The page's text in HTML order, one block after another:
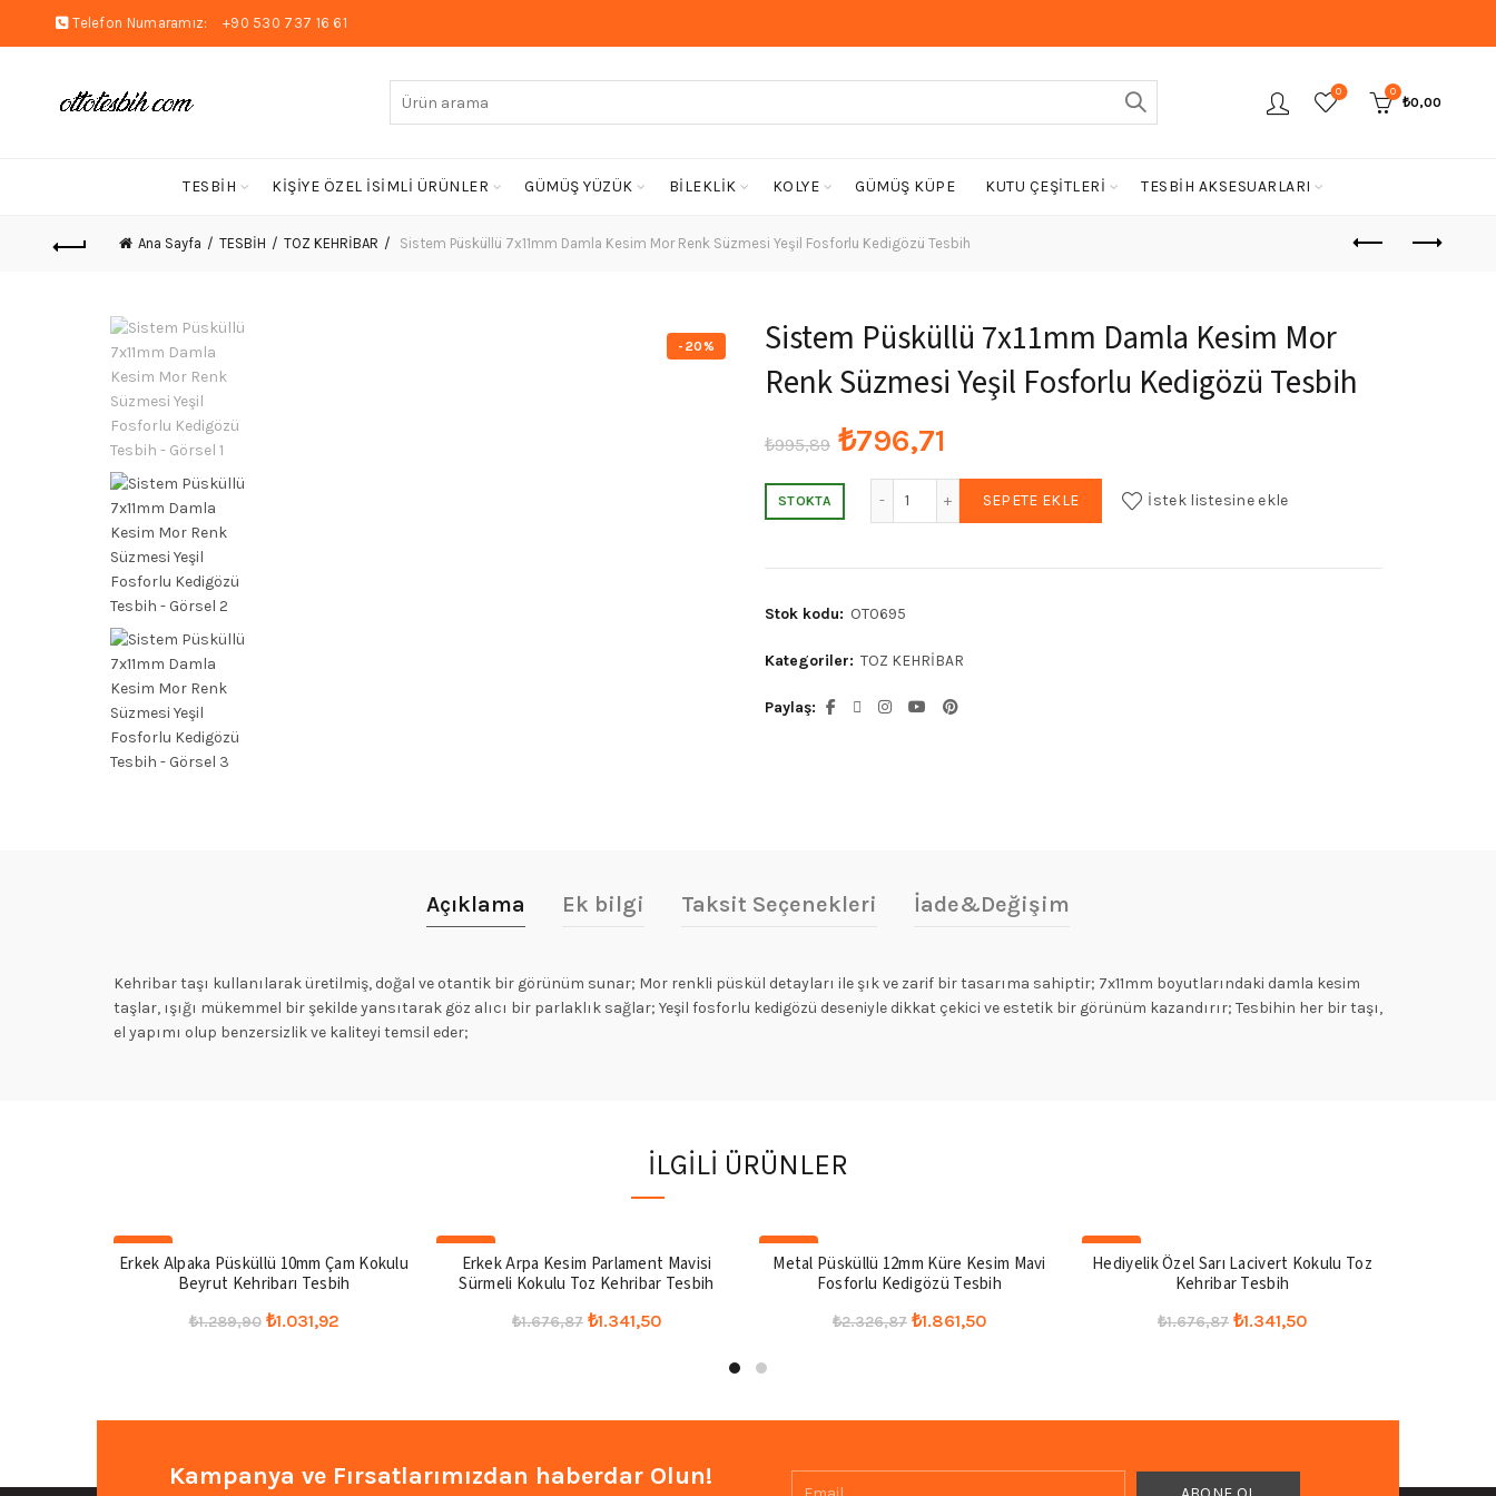
Telefon Numaramız: +90 530 737 16 61
Arayın: 0 0
₺0,00
TESBİH KİŞİYE ÖZEL İSİMLİ ÜRÜNLER GÜMÜŞ YÜZÜK BİLEKLİK KOLYE GÜMÜŞ KÜPE KUTU ÇEŞİTLERİ TESBİH AKSESUARLARI
Ana Sayfa TESBİH TOZ KEHRİBAR Sistem Püsküllü 7x11mm Damla Kesim Mor Renk Süzmesi Yeşil Fosforlu Kedigözü Tesbih
-20%
Sistem Püsküllü 7x11mm Damla Kesim Mor
Renk Süzmesi Yeşil Fosforlu Kedigözü Tesbih
₺995,89 Orijinal
fiyat:
₺796,71
andaki
STOKTA
Sistem Püsküllü 7x11mm Damla Kesim Mor Renk Süzmesi Yeşil Fosforlu Kedigözü
SEPETE EKLE İstek listesine ekle
Stok kodu: OT0695
Kategoriler: TOZ KEHRİBAR
Paylaş
Açıklama Ek bilgi Taksit Seçenekleri İade&Değişim
Kehribar taşı kullanılarak üretilmiş, doğal ve otantik bir görünüm sunar; Mor renkli püskül detayları ile şık ve zarif bir tasarıma sahiptir; 7x11mm boyutlarındaki damla kesim
taşlar, ışığı mükemmel bir şekilde yansıtarak göz alıcı bir parlaklık sağlar; Yeşil fosforlu kedigözü deseniyle dikkat çekici ve estetik bir görünüm kazandırır; Tesbihin her bir taşı,
el yapımı olup benzersizlik ve kaliteyi temsil eder;
İLGILI ÜRÜNLER
Erkek Alpaka Püsküllü 10mm Çam Kokulu
Beyrut Kehribarı Tesbih
₺1.289,90 Orijinal
₺1.031,92Şu
Erkek Arpa Kesim Parlament Mavisi
Sürmeli Kokulu Toz Kehribar Tesbih
₺1.676,87 Orijinal
₺1.341,50Şu
Metal Püsküllü 12mm Küre Kesim Mavi
Fosforlu Kedigözü Tesbih
₺2.326,87 Orijinal
₺1.861,50Şu
Hediyelik Özel Sarı Lacivert Kokulu Toz
Kehribar Tesbih
₺1.676,87 Orijinal
₺1.341,50Şu
Kampanya ve Fırsatlarımızdan haberdar Olun!